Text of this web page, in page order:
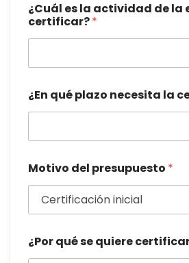
¿Cuál es la actividad de la
certificar?*
¿En qué plazo necesita la
Motivo del presupuesto *
¿Por qué se quiere